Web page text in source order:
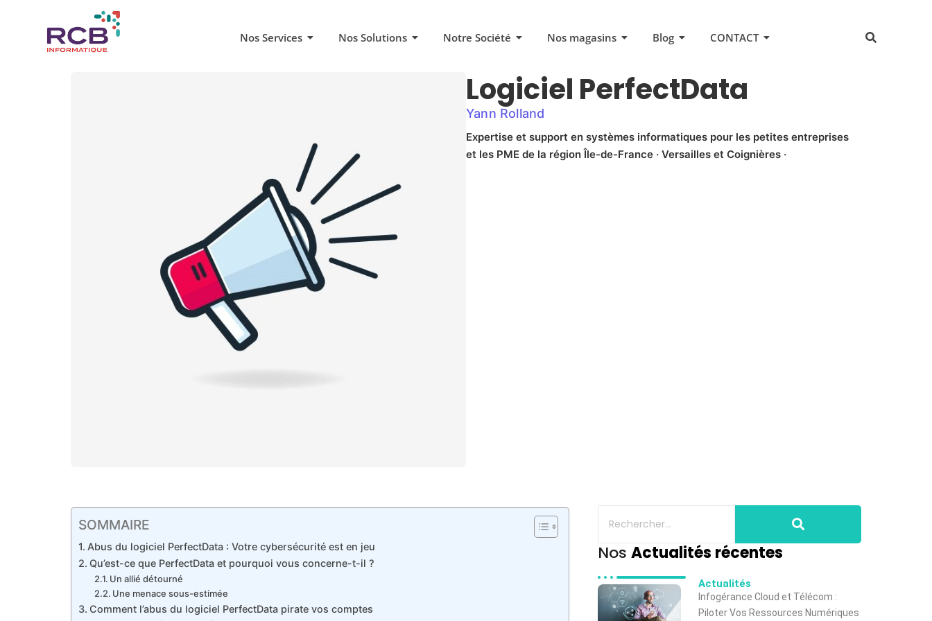
Nos Services Nos Solutions Notre Société Nos magasins Blog CONTACT
Logiciel PerfectData
Yann Rolland
Expertise et support en systèmes informatiques pour les petites entreprises
et les PME de la région Île-de-France · Versailles et Coignières ·
SOMMAIRE
Abus du logiciel PerfectData : Votre cybersécurité est en jeu
Qu’est-ce que PerfectData et pourquoi vous concerne-t-il ?
Un allié détourné
Une menace sous-estimée
Comment l’abus du logiciel PerfectData pirate vos comptes
Nos Actualités récentes
Actualités
Infogérance Cloud et Télécom :
Piloter Vos Ressources Numériques